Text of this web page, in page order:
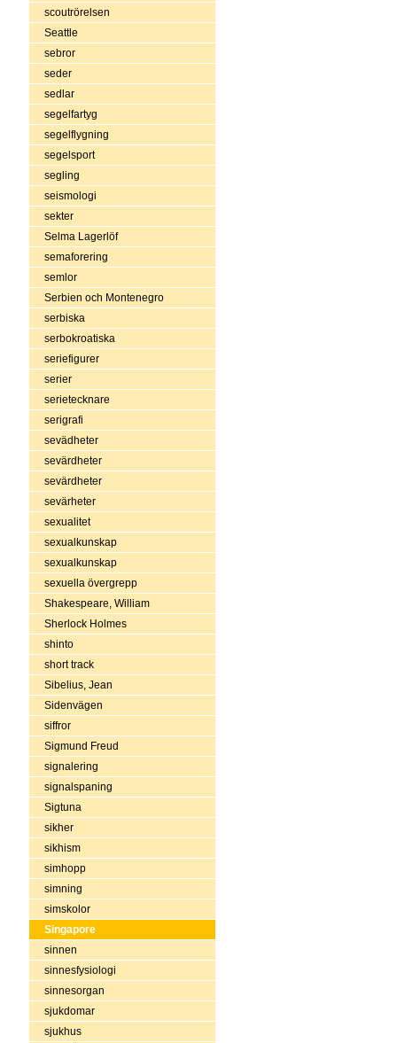
scoutrörelsen
Seattle
sebror
seder
sedlar
segelfartyg
segelflygning
segelsport
segling
seismologi
sekter
Selma Lagerlöf
semaforering
semlor
Serbien och Montenegro
serbiska
serbokroatiska
seriefigurer
serier
serietecknare
serigrafi
sevädheter
sevärdheter
sevärdheter
sevärheter
sexualitet
sexualkunskap
sexualkunskap
sexuella övergrepp
Shakespeare, William
Sherlock Holmes
shinto
short track
Sibelius, Jean
Sidenvägen
siffror
Sigmund Freud
signalering
signalspaning
Sigtuna
sikher
sikhism
simhopp
simning
simskolor
Singapore
sinnen
sinnesfysiologi
sinnesorgan
sjukdomar
sjukhus